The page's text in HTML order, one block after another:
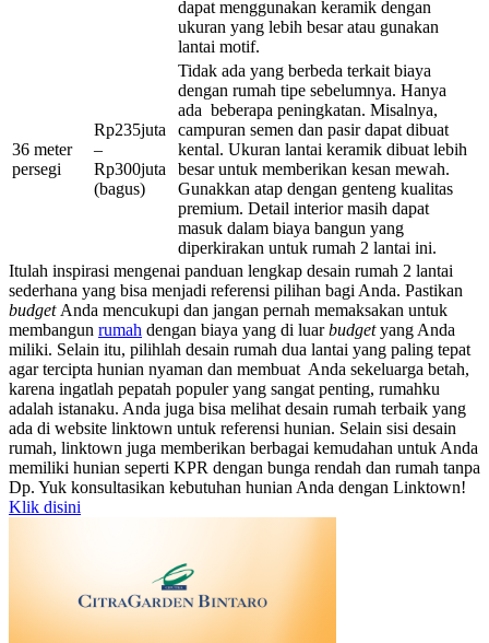
dapat menggunakan keramik dengan
ukuran yang lebih besar atau gunakan
lantai motif.
36 meter
persegi
Rp235juta
–
Rp300juta
(bagus)
Tidak ada yang berbeda terkait biaya
dengan rumah tipe sebelumnya. Hanya
ada beberapa peningkatan. Misalnya,
campuran semen dan pasir dapat dibuat
kental. Ukuran lantai keramik dibuat lebih
besar untuk memberikan kesan mewah.
Gunakkan atap dengan genteng kualitas
premium. Detail interior masih dapat
masuk dalam biaya bangun yang
diperkirakan untuk rumah 2 lantai ini.
Itulah inspirasi mengenai panduan lengkap desain rumah 2 lantai
sederhana yang bisa menjadi referensi pilihan bagi Anda. Pastikan
budget Anda mencukupi dan jangan pernah memaksakan untuk
membangun rumah dengan biaya yang di luarbudgetyang Anda
miliki. Selain itu, pilihlah desain rumah dua lantai yang paling tepat
agar tercipta hunian nyaman dan membuat Anda sekeluarga betah,
karena ingatlah pepatah populer yang sangat penting, rumahku
adalah istanaku. Anda juga bisa melihat desain rumah terbaik yang
ada di website linktown untuk referensi hunian. Selain sisi desain
rumah, linktown juga memberikan berbagai kemudahan untuk Anda
memiliki hunian seperti KPR dengan bunga rendah dan rumah tanpa
Dp. Yuk konsultasikan kebutuhan hunian Anda dengan Linktown!
Klik disini